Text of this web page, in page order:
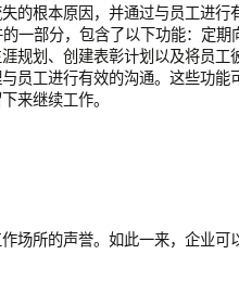
的根本原因，并通过与员工进行
一部分，包含了以下功能：定
规划、创建表彰计划以及将员工
员工进行有效的沟通。这些功
来继续工作。
场所的声誉。如此一来，企业